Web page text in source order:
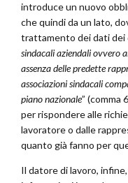
introduce un nuovo
che quindi da un lato,
trattamento dei dati dei
sindacali aziendali ovvero
assenza delle predette
associazioni sindacali
piano nazionale” (comma
per rispondere alle
lavoratore o dalle
quanto già fanno per
Il datore di lavoro,